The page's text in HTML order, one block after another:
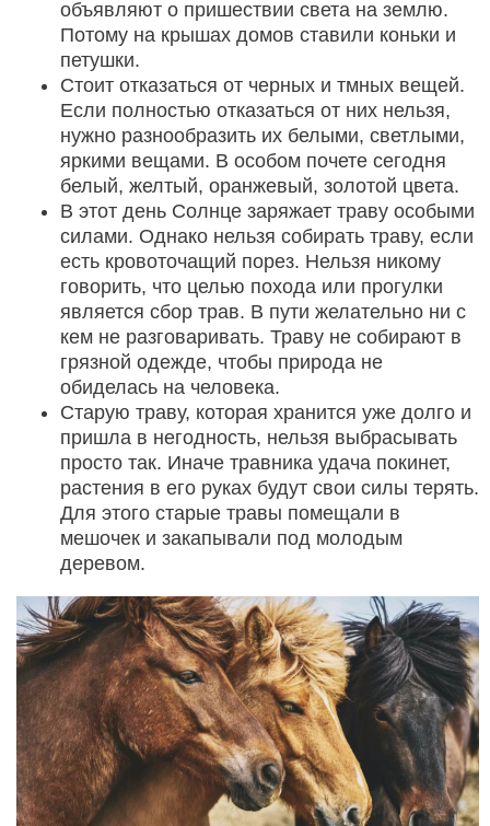
объявляют о пришествии света на землю.
Потому на крышах домов ставили коньки и
петушки.
Стоит отказаться от черных и тмных вещей.
Если полностью отказаться от них нельзя,
нужно разнообразить их белыми, светлыми,
яркими вещами. В особом почете сегодня
белый, желтый, оранжевый, золотой цвета.
В этот день Солнце заряжает траву особыми
силами. Однако нельзя собирать траву, если
есть кровоточащий порез. Нельзя никому
говорить, что целью похода или прогулки
является сбор трав. В пути желательно ни с
кем не разговаривать. Траву не собирают в
грязной одежде, чтобы природа не
обиделась на человека.
Старую траву, которая хранится уже долго и
пришла в негодность, нельзя выбрасывать
просто так. Иначе травника удача покинет,
растения в его руках будут свои силы терять.
Для этого старые травы помещали в
мешочек и закапывали под молодым
деревом.